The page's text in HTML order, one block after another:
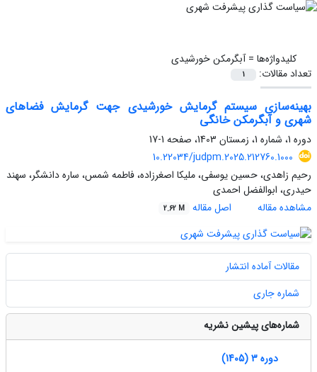
کلیدواژه‌ها =آبگرمکن خورشیدی
تعداد مقالات:
1
بهینه‌سازی سیستم گرمایش خورشیدی جهت گرمایش فضاهای
شهری و آبگرمکن خانگی
دوره 1، شماره 1، زمستان 1403، صفحه
1-17
10.22034/judpm.2025.212760.1000
رحیم زاهدی، حسین یوسفی، ملیکا اصغرزاده، فاطمه شمس، ساره دانشگر، سهند
حیدری، ابوالفضل احمدی
مشاهده مقاله
اصل مقاله 2.62 M
مقالات آماده انتشار
شماره جاری
شماره‌های پیشین نشریه
دوره 3 (1405)